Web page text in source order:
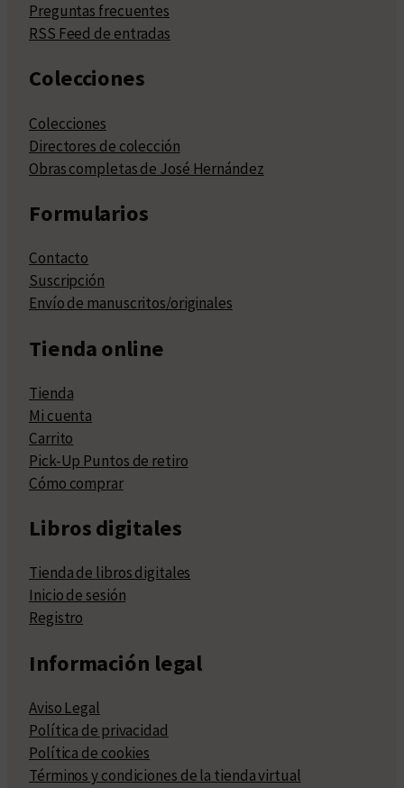
Preguntas frecuentes
RSS Feed de entradas
Colecciones
Colecciones
Directores de colección
Obras completas de José Hernández
Formularios
Contacto
Suscripción
Envío de manuscritos/originales
Tienda online
Tienda
Mi cuenta
Carrito
Pick-Up Puntos de retiro
Cómo comprar
Libros digitales
Tienda de libros digitales
Inicio de sesión
Registro
Información legal
Aviso Legal
Política de privacidad
Política de cookies
Términos y condiciones de la tienda virtual